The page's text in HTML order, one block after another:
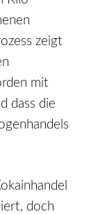
zeigt
mit
dass die
doch